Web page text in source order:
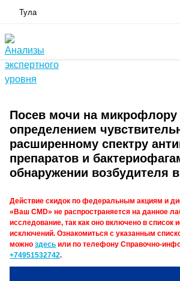
Тула
Посев мочи на микрофлору
определением
расширенному спектру
препаратов и
обнаружении возбудителя
Действие скидок по федеральным акциям и
«Ваш CMD» не распространяется на данное
исследование, так как оно включено в список
исключений. Ознакомиться с указанным
можно здесь или по телефону Справочно-
+74951532742.